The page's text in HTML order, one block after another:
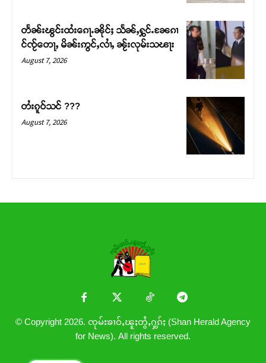
တႃႇႁႂ်ႈသဵင်ၵၢင်ၸႂ်ၵူၼ်းမိူင်း ၵူႈတီႈၵူႈလႅၼ်ပေႃးတေၸွ
တ်ႇ တူဝ်ႈလုမ်ႈၾႃႉၼၼ်ႉ ၶဝ်ႈႁူမ်ႈၵမ်ႉထႅမ် ၸုမ်းၶၢ
ဝ်ႇၽူႈတွႆႇႁွၵ်ႈ လႆႈယူႇၶႃႈဢေႃႈ။
တႅၼ်းၽွင်းထႆးၵေႃႉၼိုင်ႈ သႅၼ်ႇႁွင်ႉၼႄၵၢ
င်ၸႂ်တေႃႇ မိၼ်းဢွင်ႇလၢႆႇ ၼႂ်းလုမ်းသၽႃး
August 7, 2026
တႆးၵူဝ်သင် ???
August 7, 2026
© Copyright 2026. ၸုမ်းၶၢဝ်ႇၽူႈတွႆႇႁွၵ်ႈ (Shan Herald Agency
for News). All rights reserved.